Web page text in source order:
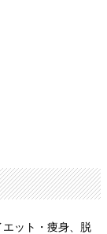
ット・痩身、脱